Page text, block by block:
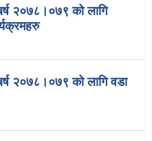
२०७८।०७९ को लागि
२०७८।०७९ को लागि वडा